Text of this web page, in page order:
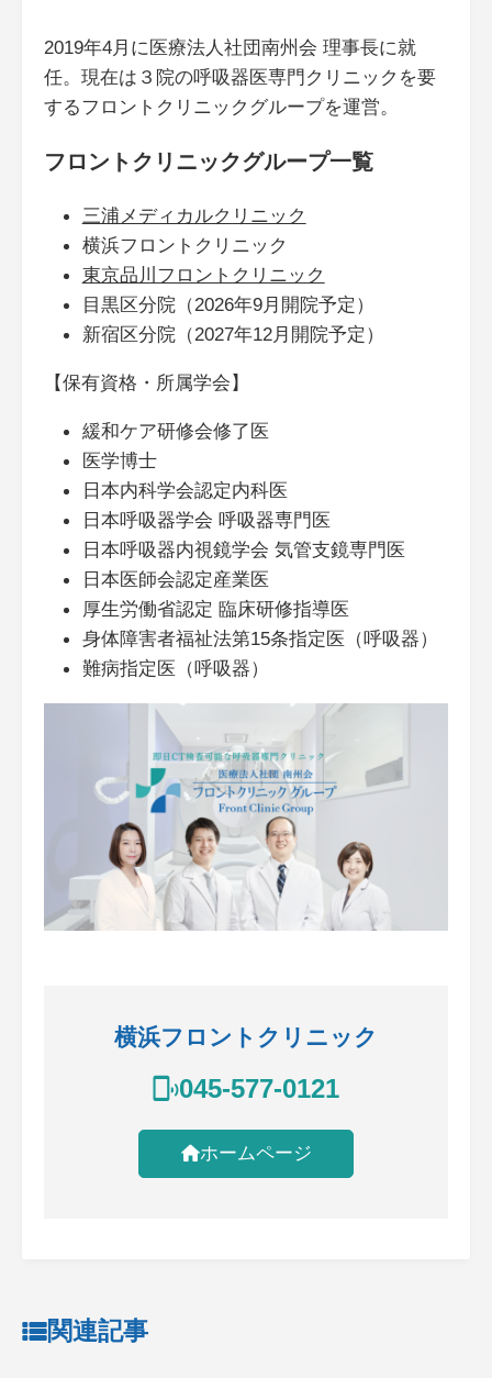
2019年4月に医療法人社団南州会 理事長に就
任。現在は３院の呼吸器医専門クリニックを要
するフロントクリニックグループを運営。
フロントクリニックグループ一覧
三浦メディカルクリニック
横浜フロントクリニック
東京品川フロントクリニック
目黒区分院（2026年9月開院予定）
新宿区分院（2027年12月開院予定）
【保有資格・所属学会】
緩和ケア研修会修了医
医学博士
日本内科学会認定内科医
日本呼吸器学会 呼吸器専門医
日本呼吸器内視鏡学会 気管支鏡専門医
日本医師会認定産業医
厚生労働省認定 臨床研修指導医
身体障害者福祉法第15条指定医（呼吸器）
難病指定医（呼吸器）
横浜フロントクリニック
045-577-0121
ホームページ
関連記事